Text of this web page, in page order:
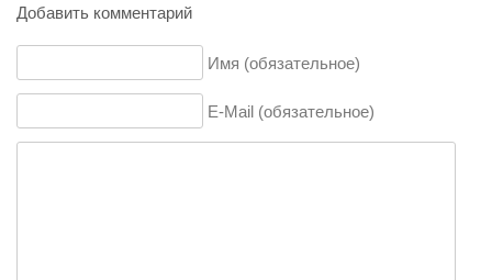
Добавить комментарий
Имя (обязательное)
E-Mail (обязательное)